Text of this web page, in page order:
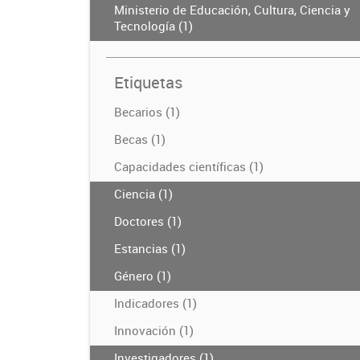
Ministerio de Educación, Cultura, Ciencia y
Tecnología (1)
Etiquetas
Becarios (1)
Becas (1)
Capacidades científicas (1)
Ciencia (1)
Doctores (1)
Estancias (1)
Género (1)
Indicadores (1)
Innovación (1)